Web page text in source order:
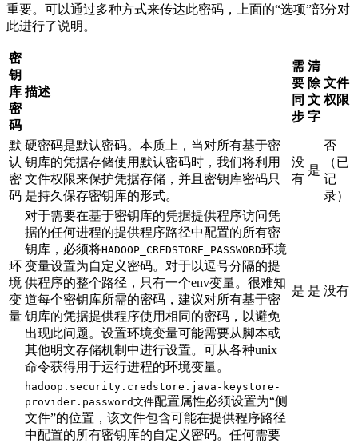
重要。可以通过多种方式来传达此密码，上面的“选项”部分对
此进行了说明。
密
钥
库
密
码
描述
需
要
同
步
清
除
文
字
文件
权限
默
认
密
码
硬密码是默认密码。本质上，当对所有基于密
钥库的凭据存储使用默认密码时，我们将利用
文件权限来保护凭据存储，并且密钥库密码只
是持久保存密钥库的形式。
没
有
是
否
（已
记
录）
环
境
变
量
对于需要在基于密钥库的凭据提供程序访问凭
据的任何进程的提供程序路径中配置的所有密
钥库，必须将HADOOP_CREDSTORE_PASSWORD环境
变量设置为自定义密码。对于以逗号分隔的提
供程序的整个路径，只有一个env变量。很难知
道每个密钥库所需的密码，建议对所有基于密
钥库的凭据提供程序使用相同的密码，以避免
出现此问题。设置环境变量可能需要从脚本或
其他明文存储机制中进行设置。可从各种unix
命令获得用于运行进程的环境变量。
是 是 没有
hadoop.security.credstore.java-keystore-
provider.password文件配置属性必须设置为“侧
文件”的位置，该文​​件包含可能在提供程序路径
中配置的所有密钥库的自定义密码。任何需要